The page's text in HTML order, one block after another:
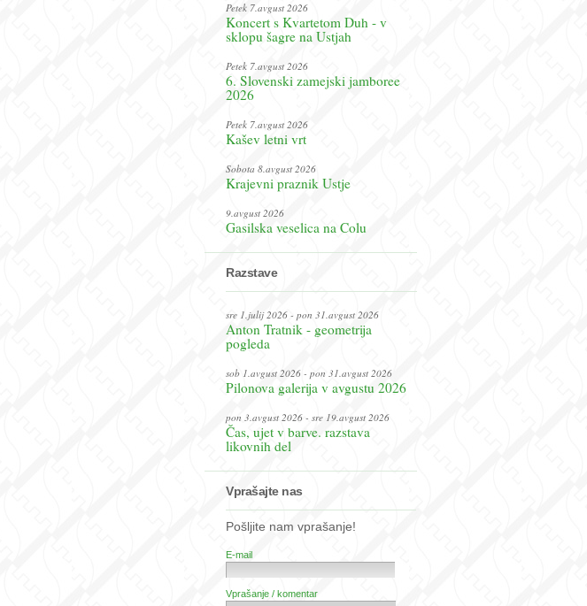
Petek 7.avgust 2026
Koncert s Kvartetom Duh - v
sklopu šagre na Ustjah
Petek 7.avgust 2026
6. Slovenski zamejski jamboree
2026
Petek 7.avgust 2026
Kašev letni vrt
Sobota 8.avgust 2026
Krajevni praznik Ustje
9.avgust 2026
Gasilska veselica na Colu
Razstave
sre 1.julij 2026 - pon 31.avgust 2026
Anton Tratnik - geometrija
pogleda
sob 1.avgust 2026 - pon 31.avgust 2026
Pilonova galerija v avgustu 2026
pon 3.avgust 2026 - sre 19.avgust 2026
Čas, ujet v barve. razstava
likovnih del
Vprašajte nas
Pošljite nam vprašanje!
E-mail
Vprašanje / komentar